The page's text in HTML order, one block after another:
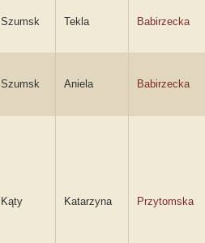
Szumsk Tekla Babirzecka
Szumsk Aniela Babirzecka
Kąty Katarzyna Przytomska